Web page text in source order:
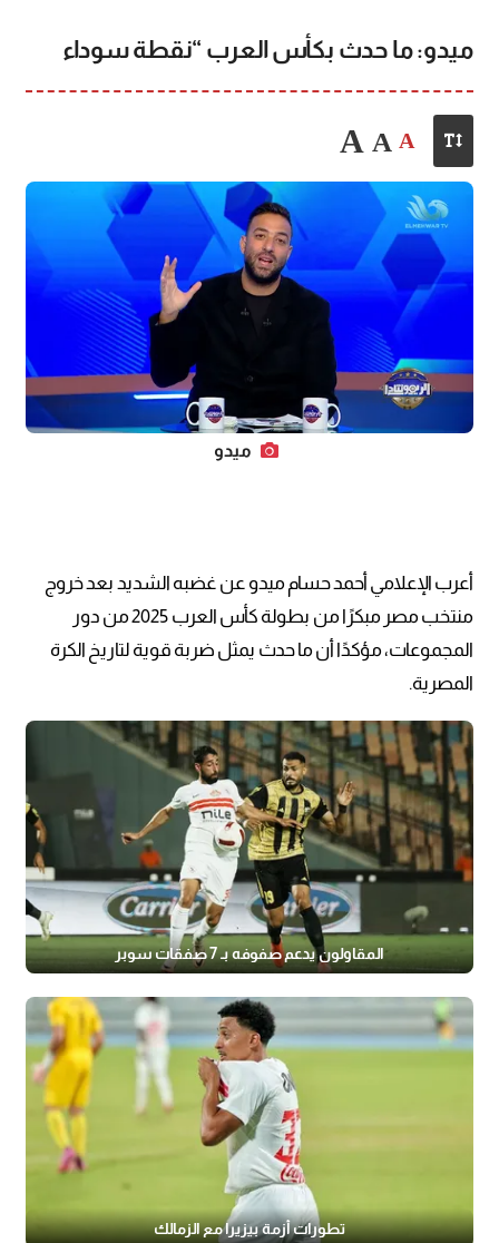
ميدو: ما حدث بكأس العرب “نقطة سوداء
A
A
A
ميدو
أعرب الإعلامي أحمد حسام ميدو عن غضبه الشديد بعد خروج
منتخب مصر مبكرًا من بطولة كأس العرب 2025 من دور
المجموعات، مؤكدًا أن ما حدث يمثل ضربة قوية لتاريخ الكرة
المصرية.
المقاولون يدعم صفوفه بـ 7 صفقات سوبر
تطورات أزمة بيزيرا مع الزمالك